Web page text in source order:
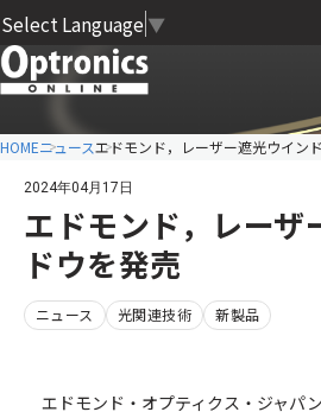
Select Language ▼
HOMEニュースエドモンド，レーザー遮光ウイン
2024年04月17日
エドモンド，レーザ
ドウを発売
ニュース 光関連技術 新製品
エドモンド・オプティクス・ジャパ